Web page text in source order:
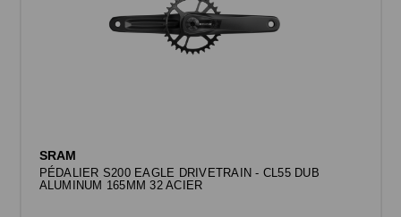
SRAM
PÉDALIER S200 EAGLE DRIVETRAIN - CL55 DUB
ALUMINUM 165MM 32 ACIER